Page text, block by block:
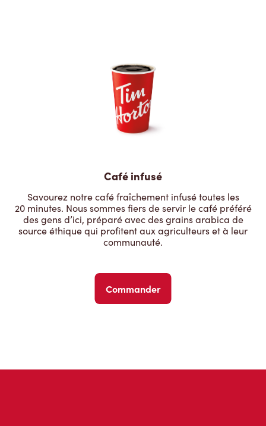
Café infusé
Savourez notre café fraîchement infusé toutes les
20 minutes. Nous sommes fiers de servir le café préféré
des gens d’ici, préparé avec des grains arabica de
source éthique qui profitent aux agriculteurs et à leur
communauté.
Commander